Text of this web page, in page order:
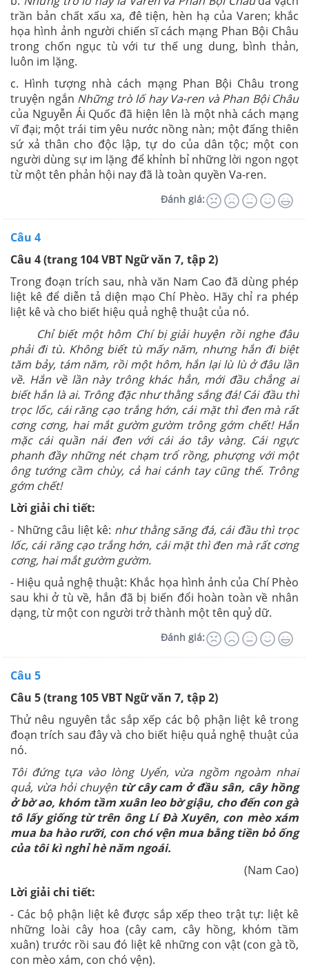
trần bản chất xấu xa, đê tiện, hèn hạ của Varen; khắc
họa hình ảnh người chiến sĩ cách mạng Phan Bội Châu
trong chốn ngục tù với tư thế ung dung, bình thản,
luôn im lặng.
c. Hình tượng nhà cách mạng Phan Bội Châu trong
truyện ngắn Những trò lố hay Va-ren và Phan Bội Châu
của Nguyễn Ái Quốc đã hiện lên là một nhà cách mạng
vĩ đại; một trái tim yêu nước nồng nàn; một đấng thiên
sứ xả thân cho độc lập, tự do của dân tộc; một con
người dùng sự im lặng để khỉnh bỉ những lời ngon ngọt
từ một tên phản hội nay đã là toàn quyền Va-ren.
Đánh giá:
Câu 4
Câu 4 (trang 104 VBT Ngữ văn 7, tập 2)
Trong đoạn trích sau, nhà văn Nam Cao đã dùng phép
liệt kê để diễn tả diện mạo Chí Phèo. Hãy chỉ ra phép
liệt kê và cho biết hiệu quả nghệ thuật của nó.
Chỉ biết một hôm Chí bị giải huyện rồi nghe đâu
phải đi tù. Không biết tù mấy năm, nhưng hắn đi biệt
tăm bảy, tám năm, rồi một hôm, hắn lại lù lù ở đâu lần
về. Hắn về lần này trông khác hẳn, mới đầu chẳng ai
biết hắn là ai. Trông đặc như thằng sắng đá! Cái đầu thì
trọc lốc, cái răng cạo trắng hớn, cái mặt thì đen mà rất
cơng cơng, hai mắt gườm gườm trông gớm chết! Hắn
mặc cái quần nái đen với cái áo tây vàng. Cái ngực
phanh đầy những nét chạm trổ rồng, phượng với một
ông tướng cầm chùy, cả hai cánh tay cũng thế. Trông
gớm chết!
Lời giải chi tiết:
- Những câu liệt kê: như thằng săng đá, cái đầu thì trọc
lốc, cái răng cạo trắng hớn, cái mặt thì đen mà rất cơng
cơng, hai mắt gườm gườm.
- Hiệu quả nghệ thuật: Khắc họa hình ảnh của Chí Phèo
sau khi ở tù về, hắn đã bị biến đổi hoàn toàn về nhân
dạng, từ một con người trở thành một tên quỷ dữ.
Đánh giá:
Câu 5
Câu 5 (trang 105 VBT Ngữ văn 7, tập 2)
Thử nêu nguyên tắc sắp xếp các bộ phận liệt kê trong
đoạn trích sau đây và cho biết hiệu quả nghệ thuật của
nó.
Tôi đứng tựa vào lòng Uyển, vừa ngồm ngoàm nhai
quả, vừa hỏi chuyện từ cây cam ở đầu sân, cây hồng
ở bờ ao, khóm tầm xuân leo bờ giậu, cho đến con gà
tô lấy giống từ trên ông Lí Đà Xuyên, con mèo xám
mua ba hào rưỡi, con chó vện mua bằng tiền bỏ ống
của tôi kì nghỉ hè năm ngoái.
(Nam Cao)
Lời giải chi tiết:
- Các bộ phận liệt kê được sắp xếp theo trật tự: liệt kê
những loài cây hoa (cây cam, cây hồng, khóm tầm
xuân) trước rồi sau đó liệt kê những con vật (con gà tồ,
con mèo xám, con chó vện).